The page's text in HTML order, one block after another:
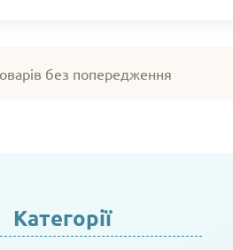
без попередження
Категорії